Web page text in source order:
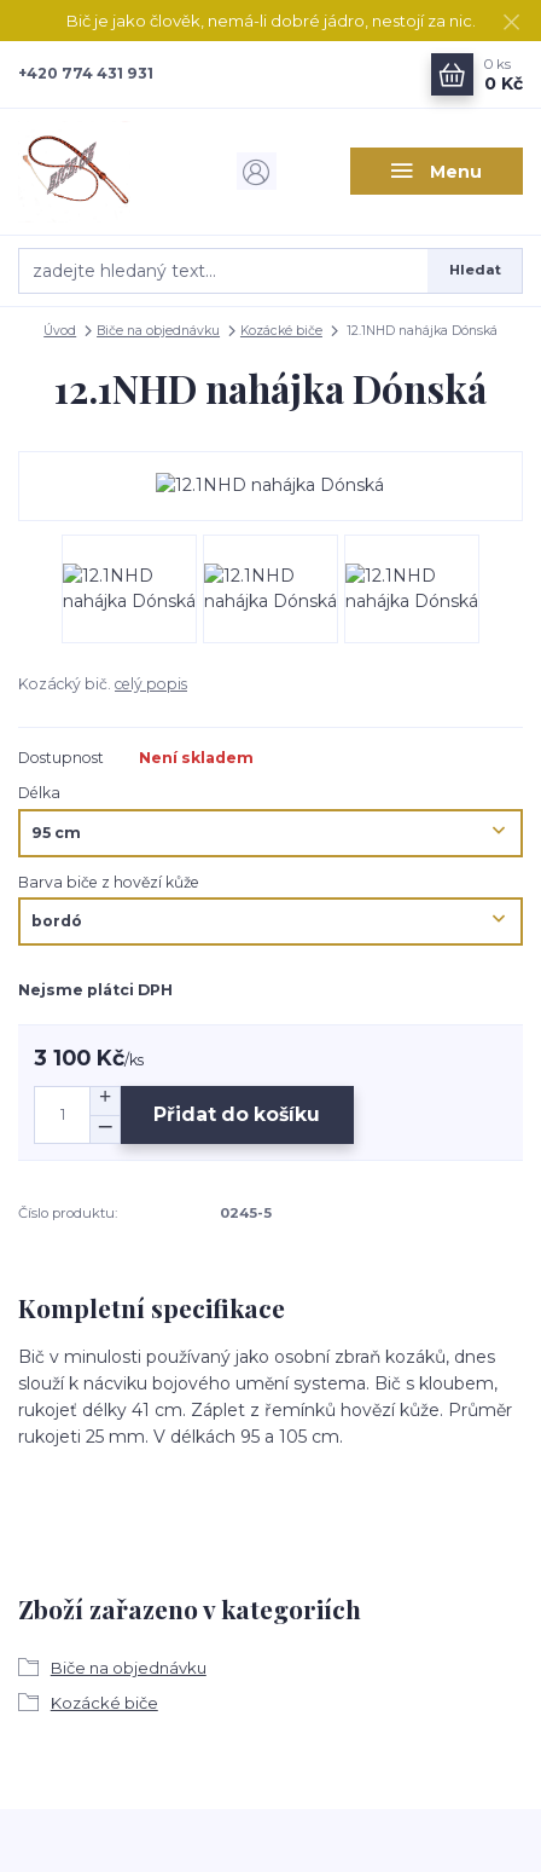
Bič je jako člověk, nemá-li dobré jádro, nestojí za nic.
Menu
Hledat
+420 774 431 931
0 ks
0 Kč
Úvod Biče na objednávku Kozácké biče 12.1NHD nahájka Dónská
12.1NHD nahájka Dónská
Kozácký bič. celý popis
Dostupnost
Není skladem
Délka
Barva biče z hovězí kůže
Nejsme plátci DPH
3 100 Kč/ks
Přidat do košíku
Číslo produktu: 0245-5
Kompletní specifikace
Bič v minulosti používaný jako osobní zbraň kozáků, dnes
slouží k nácviku bojového umění systema. Bič s kloubem,
rukojeť délky 41 cm. Záplet z řemínků hovězí kůže. Průměr
rukojeti 25 mm. V délkách 95 a 105 cm.
Zboží zařazeno v kategoriích
Biče na objednávku
Kozácké biče